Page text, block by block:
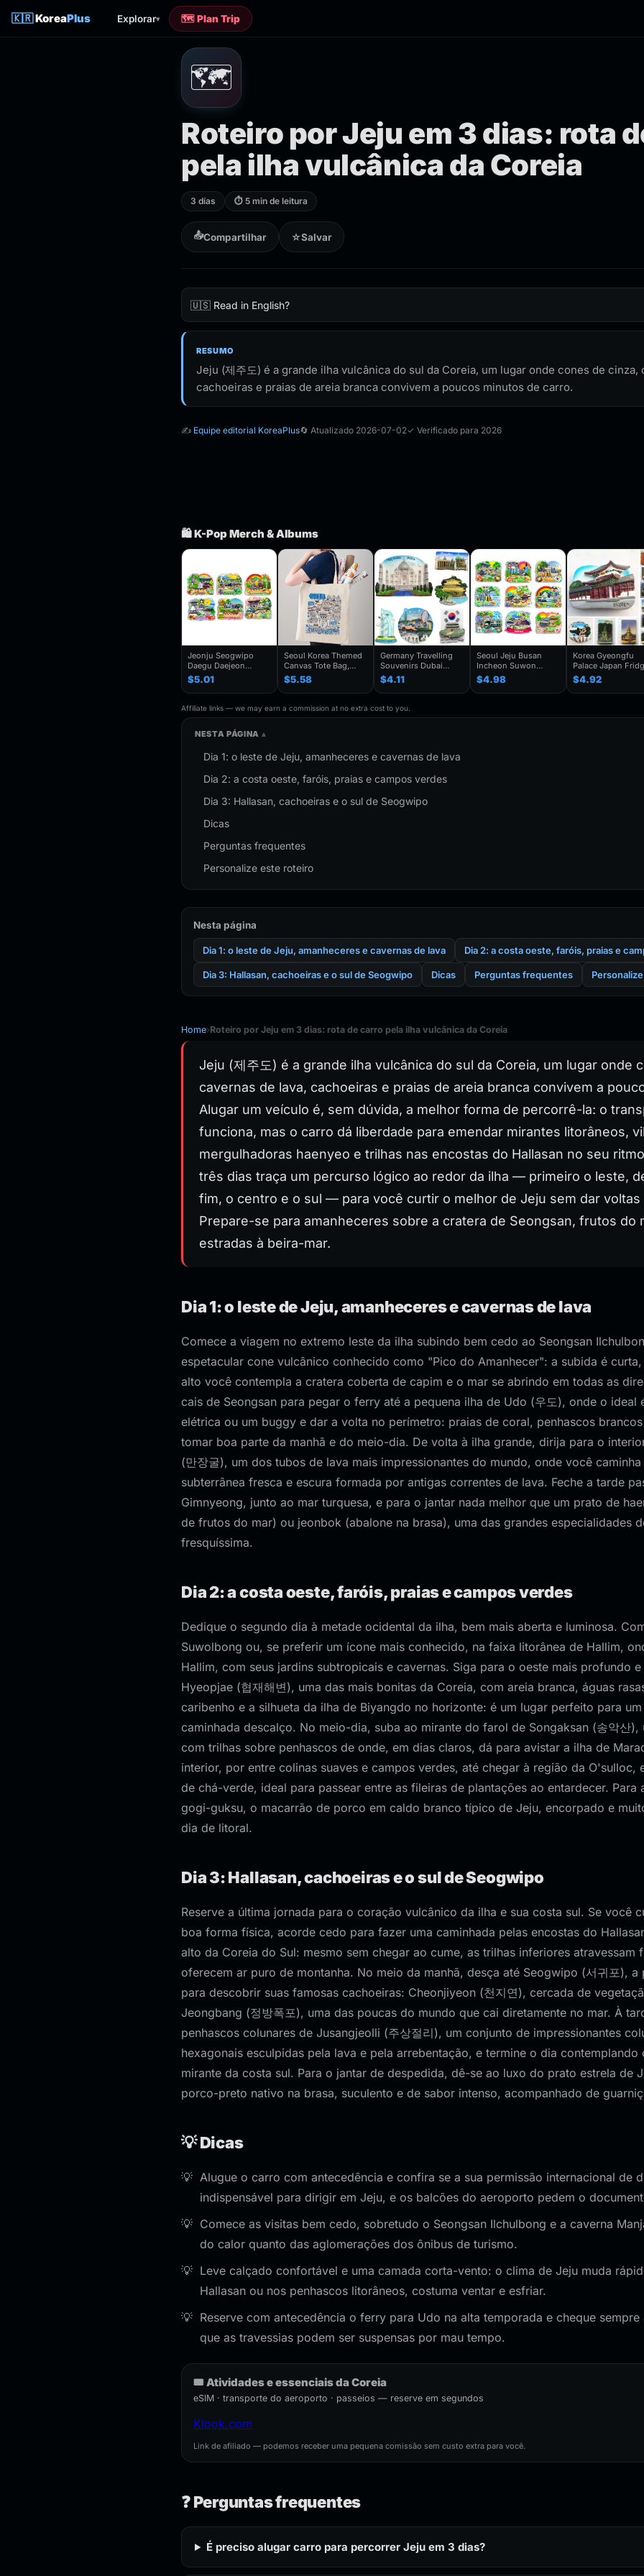
🇰🇷KoreaPlus Explorar▾ 🗺️ Plan Trip
🗺️
Roteiro por Jeju em 3 dias: rota
pela ilha vulcânica da Coreia
3 días ⏱ 5 min de leitura
📤Compartilhar ☆Salvar
🇺🇸 Read in English?
RESUMO
Jeju (제주도) é a grande ilha vulcânica do sul da Coreia, um lugar onde cones de cinza,
cachoeiras e praias de areia branca convivem a poucos minutos de carro.
✍️ Equipe editorial KoreaPlus🔄 Atualizado 2026-07-02✓ Verificado para 2026
🛍️ K-Pop Merch & Albums
Jeonju Seogwipo
Daegu Daejeon
Chuncheon Andong
South Korea Fridge
Magnet Travel
Souvenir Gift
Handmade Decorative
$5.01
Seoul Korea Themed
Canvas Tote Bag,
Seoul Souvenir Gift,
Seoul City Shoulder
Bag For
Traveler,Trendy
Folding Shoulder Bag
$5.58
Germany Travelling
Souvenirs Dubai
Kuwait Fridge
Stickers Japan
Shanghai Korea
Finland Mauritius
Fridge Magnets
$4.11
Seoul Jeju Busan
Incheon Suwon
Gyeongju South
Korea Fridge Magnet
Travel Souvenir Gift
Refrigerator Sticker
$4.98
Korea Gyeongfu
Palace Japan
Magnets Tourist
Souvenir
Magnetic Stickers
Travel Gifts
$4.92
Affiliate links — we may earn a commission at no extra cost to you.
NESTA PÁGINA
Dia 1: o leste de Jeju, amanheceres e cavernas de lava
Dia 2: a costa oeste, faróis, praias e campos verdes
Dia 3: Hallasan, cachoeiras e o sul de Seogwipo
Dicas
Perguntas frequentes
Personalize este roteiro
Nesta página
Dia 1: o leste de Jeju, amanheceres e cavernas de lava Dia 2: a costa oeste, faróis, praias e
Dia 3: Hallasan, cachoeiras e o sul de Seogwipo Dicas Perguntas frequentes
Home›Roteiro por Jeju em 3 dias: rota de carro pela ilha vulcânica da Coreia
Jeju (제주도) é a grande ilha vulcânica do sul da Coreia, um lugar onde
cavernas de lava, cachoeiras e praias de areia branca convivem a
Alugar um veículo é, sem dúvida, a melhor forma de percorrê-la: o
funciona, mas o carro dá liberdade para emendar mirantes litorâneos,
mergulhadoras haenyeo e trilhas nas encostas do Hallasan no seu
três dias traça um percurso lógico ao redor da ilha — primeiro o leste,
fim, o centro e o sul — para você curtir o melhor de Jeju sem dar voltas
Prepare-se para amanheceres sobre a cratera de Seongsan, frutos do
estradas à beira-mar.
Dia 1: o leste de Jeju, amanheceres e cavernas de lava
Comece a viagem no extremo leste da ilha subindo bem cedo ao Seongsan
espetacular cone vulcânico conhecido como "Pico do Amanhecer": a subida é
alto você contempla a cratera coberta de capim e o mar se abrindo em todas as
cais de Seongsan para pegar o ferry até a pequena ilha de Udo (우도), onde o ideal
elétrica ou um buggy e dar a volta no perímetro: praias de coral, penhascos
tomar boa parte da manhã e do meio-dia. De volta à ilha grande, dirija para o
(만장굴), um dos tubos de lava mais impressionantes do mundo, onde você
subterrânea fresca e escura formada por antigas correntes de lava. Feche a tarde
Gimnyeong, junto ao mar turquesa, e para o jantar nada melhor que um prato de
de frutos do mar) ou jeonbok (abalone na brasa), uma das grandes especialidades
fresquíssima.
Dia 2: a costa oeste, faróis, praias e campos verdes
Dedique o segundo dia à metade ocidental da ilha, bem mais aberta e luminosa.
Suwolbong ou, se preferir um ícone mais conhecido, na faixa litorânea de Hallim,
Hallim, com seus jardins subtropicais e cavernas. Siga para o oeste mais profundo
Hyeopjae (협재해변), uma das mais bonitas da Coreia, com areia branca, águas
caribenho e a silhueta da ilha de Biyangdo no horizonte: é um lugar perfeito para
caminhada descalço. No meio-dia, suba ao mirante do farol de Songaksan (송악산
com trilhas sobre penhascos de onde, em dias claros, dá para avistar a ilha de
interior, por entre colinas suaves e campos verdes, até chegar à região da O'sulloc,
de chá-verde, ideal para passear entre as fileiras de plantações ao entardecer. Para
gogi-guksu, o macarrão de porco em caldo branco típico de Jeju, encorpado e
dia de litoral.
Dia 3: Hallasan, cachoeiras e o sul de Seogwipo
Reserve a última jornada para o coração vulcânico da ilha e sua costa sul. Se você
boa forma física, acorde cedo para fazer uma caminhada pelas encostas do
alto da Coreia do Sul: mesmo sem chegar ao cume, as trilhas inferiores atravessam
oferecem ar puro de montanha. No meio da manhã, desça até Seogwipo (서귀포),
para descobrir suas famosas cachoeiras: Cheonjiyeon (천지연), cercada de
Jeongbang (정방폭포), uma das poucas do mundo que cai diretamente no mar. À
penhascos colunares de Jusangjeolli (주상절리), um conjunto de impressionantes
hexagonais esculpidas pela lava e pela arrebentação, e termine o dia
mirante da costa sul. Para o jantar de despedida, dê-se ao luxo do prato estrela de
porco-preto nativo na brasa, suculento e de sabor intenso, acompanhado de
💡 Dicas
Alugue o carro com antecedência e confira se a sua permissão internacional de
indispensável para dirigir em Jeju, e os balcões do aeroporto pedem o
Comece as visitas bem cedo, sobretudo o Seongsan Ilchulbong e a caverna
do calor quanto das aglomerações dos ônibus de turismo.
Leve calçado confortável e uma camada corta-vento: o clima de Jeju muda
Hallasan ou nos penhascos litorâneos, costuma ventar e esfriar.
Reserve com antecedência o ferry para Udo na alta temporada e cheque
que as travessias podem ser suspensas por mau tempo.
🎟️ Atividades e essenciais da Coreia
eSIM · transporte do aeroporto · passeios — reserve em segundos
Klook.com
Link de afiliado — podemos receber uma pequena comissão sem custo extra para você.
❓ Perguntas frequentes
É preciso alugar carro para percorrer Jeju em 3 dias?